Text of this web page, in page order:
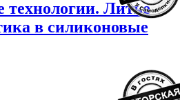
Литье
в силиконовые